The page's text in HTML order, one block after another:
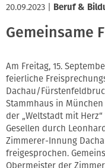
20.09.2023 Beruf &
Gemeinsame
Am Freitag, 15.
feierliche
Dachau/
Stammhaus in
der „Weltstadt mit
Gesellen durch
Zimmerer-Innung
freigesprochen.